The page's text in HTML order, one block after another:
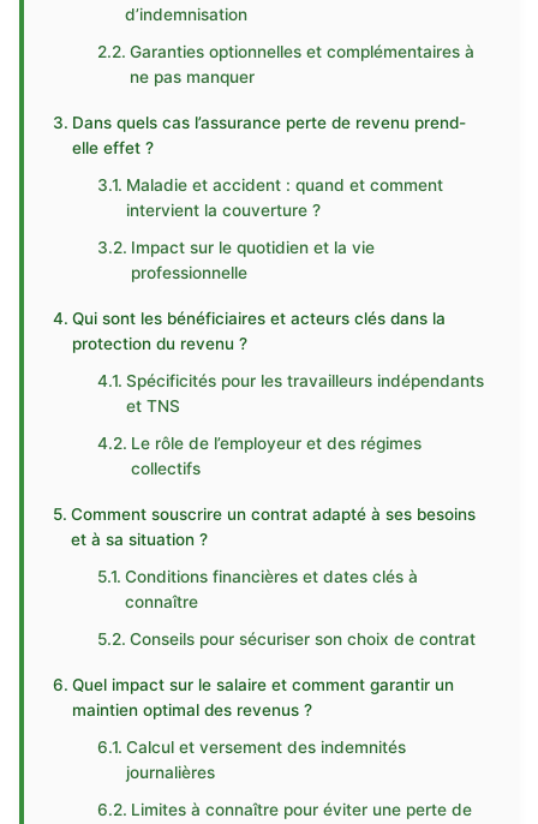
d’indemnisation
Garanties optionnelles et complémentaires à
ne pas manquer
Dans quels cas l’assurance perte de revenu prend-
elle effet ?
Maladie et accident : quand et comment
intervient la couverture ?
Impact sur le quotidien et la vie
professionnelle
Qui sont les bénéficiaires et acteurs clés dans la
protection du revenu ?
Spécificités pour les travailleurs indépendants
et TNS
Le rôle de l’employeur et des régimes
collectifs
Comment souscrire un contrat adapté à ses besoins
et à sa situation ?
Conditions financières et dates clés à
connaître
Conseils pour sécuriser son choix de contrat
Quel impact sur le salaire et comment garantir un
maintien optimal des revenus ?
Calcul et versement des indemnités
journalières
Limites à connaître pour éviter une perte de